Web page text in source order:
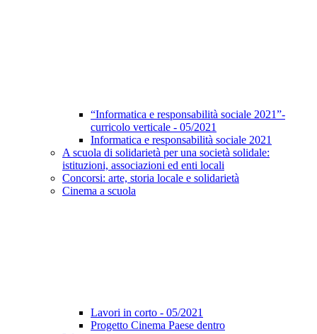
“Informatica e responsabilità sociale 2021”-
curricolo verticale - 05/2021
Informatica e responsabilità sociale 2021
A scuola di solidarietà per una società solidale:
istituzioni, associazioni ed enti locali
Concorsi: arte, storia locale e solidarietà
Cinema a scuola
Lavori in corto - 05/2021
Progetto Cinema Paese dentro